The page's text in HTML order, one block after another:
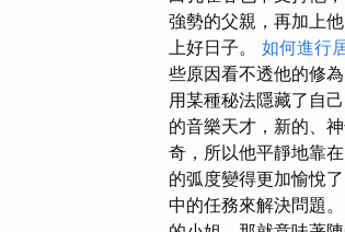
強勢的父親，再加上
上好日子。 如何進行
些原因看不透他的修
用某種秘法隱藏了自
的音樂天才，新的、
奇，所以他平靜地靠在
的弧度變得更加愉悅了
中的任務來解決問題。